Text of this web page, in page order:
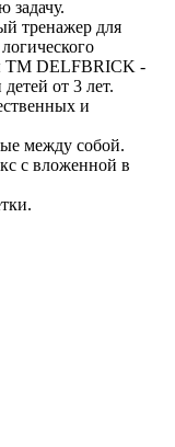
задачу.
тренажер для
ТМ DELFBRICK -
от 3 лет.
и
между собой.
с вложенной в